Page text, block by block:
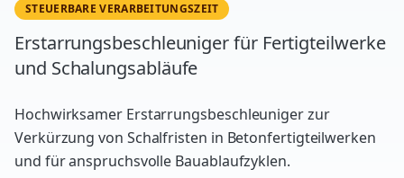
STEUERBARE VERARBEITUNGSZEIT
Erstarrungsbeschleuniger für Fertigteilwerke
und Schalungsabläufe
Hochwirksamer Erstarrungsbeschleuniger zur
Verkürzung von Schalfristen in Betonfertigteilwerken
und für anspruchsvolle Bauablaufzyklen.